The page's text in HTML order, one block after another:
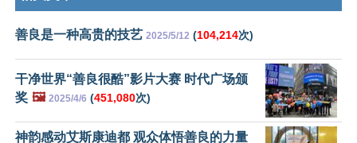
善良是一种高贵的技艺 2025/5/12 (104,214次)
干净世界“善良很酷”影片大赛 时代广场颁
奖 🖼️ 2025/4/6 (451,080次)
神韵感动艾斯康迪都 观众体悟善良的力量